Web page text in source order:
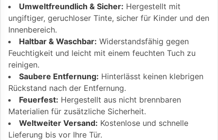
Umweltfreundlich & Sicher: Hergestellt mit
ungiftiger, geruchloser Tinte, sicher für Kinder und den
Innenbereich.
Haltbar & Waschbar: Widerstandsfähig gegen
Feuchtigkeit und leicht mit einem feuchten Tuch zu
reinigen.
Saubere Entfernung: Hinterlässt keinen klebrigen
Rückstand nach der Entfernung.
Feuerfest: Hergestellt aus nicht brennbaren
Materialien für zusätzliche Sicherheit.
Weltweiter Versand: Kostenlose und schnelle
Lieferung bis vor Ihre Tür.